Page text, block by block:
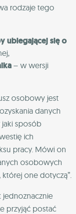
rodzaje tego
ubiegającej się o
– w wersji
osobowy jest
danych
sposób
ich
pracy. Mówi on
osobowych
one dotyczą”.
jednoznacznie
przyjąć postać